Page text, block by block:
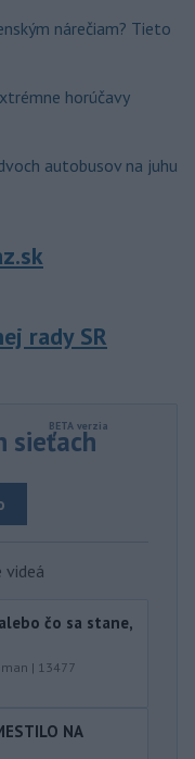
nárečiam? Tieto
horúčavy
autobusov na juhu
rady SR
sieťach
videá
čo sa stane,
| 13477
NA